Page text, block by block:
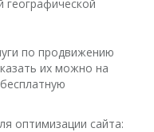
географической
по продвижению
их можно на
оптимизации сайта: